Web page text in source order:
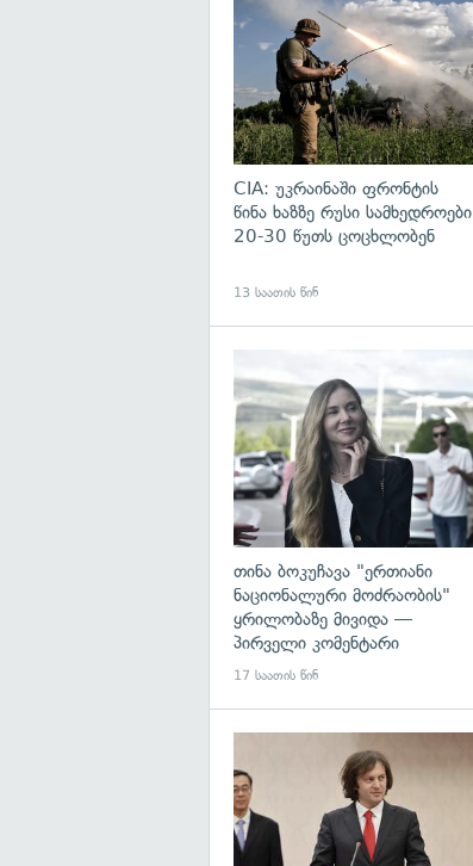
CIA: უკრაინაში ფრონტის
წინა ხაზზე რუსი სამხედროები
20-30 წუთს ცოცხლობენ
13 საათის წინ
თინა ბოკუჩავა "ერთიანი
ნაციონალური მოძრაობის"
ყრილობაზე მივიდა —
პირველი კომენტარი
17 საათის წინ